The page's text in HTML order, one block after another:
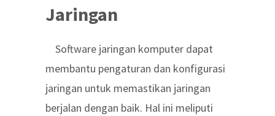
Jaringan
Software jaringan komputer dapat
membantu pengaturan dan konfigurasi
jaringan untuk memastikan jaringan
berjalan dengan baik. Hal ini meliputi